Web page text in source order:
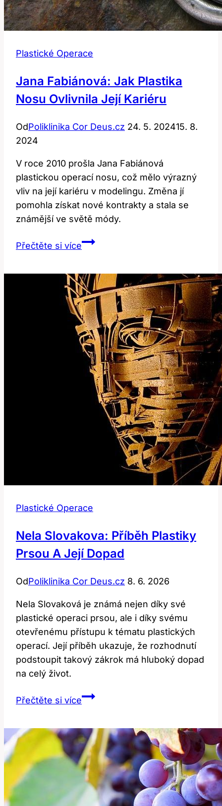
Plastické Operace
Jana Fabiánová: Jak Plastika
Nosu Ovlivnila Její Kariéru
OdPoliklinika Cor Deus.cz 24. 5. 202415. 8.
2024
V roce 2010 prošla Jana Fabiánová
plastickou operací nosu, což mělo výrazný
vliv na její kariéru v modelingu. Změna jí
pomohla získat nové kontrakty a stala se
známější ve světě módy.
Přečtěte si víceJana
plastika
nosu
ovlivnila
její
kariéru
Plastické Operace
Nela Slovakova: Příběh Plastiky
Prsou A Její Dopad
OdPoliklinika Cor Deus.cz 8. 6. 2026
Nela Slovaková je známá nejen díky své
plastické operaci prsou, ale i díky svému
otevřenému přístupu k tématu plastických
operací. Její příběh ukazuje, že rozhodnutí
podstoupit takový zákrok má hluboký dopad
na celý život.
Přečtěte si víceNela
plastiky
prsou
a
její
dopad